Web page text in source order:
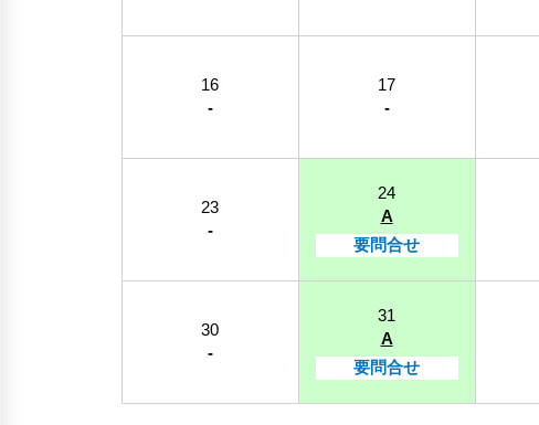
16
-
17
-
23
-
24
A
要問合せ
30
-
31
A
要問合せ